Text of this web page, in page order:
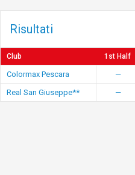
Risultati
Club 1st Half
Colormax Pescara —
Real San Giuseppe**
—